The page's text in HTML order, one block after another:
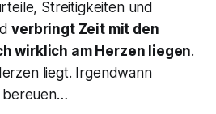
Streitigkeiten und
verbringt Zeit mit den
wirklich am Herzen liegen.
liegt. Irgendwann
bereuen…